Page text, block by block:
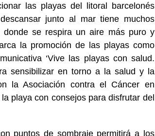
las playas del litoral barcelonés
junto al mar tiene muchos
donde se respira un aire más puro y
la promoción de las playas como
‘Vive las playas con salud.
sensibilizar en torno a la salud y la
la Asociación contra el Cáncer en
playa con consejos para disfrutar del
puntos de sombraje permitirá a los